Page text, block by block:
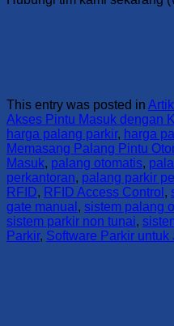
This entry was posted in
Akses Pintu Masuk dengan
harga palang parkir, harga
Memasang Palang Pintu
Masuk, palang otomatis,
perkantoran, palang parkir
RFID, RFID Access Control ,
gate manual , sistem palang
sistem parkir non tunai,
Parkir, Software Parkir